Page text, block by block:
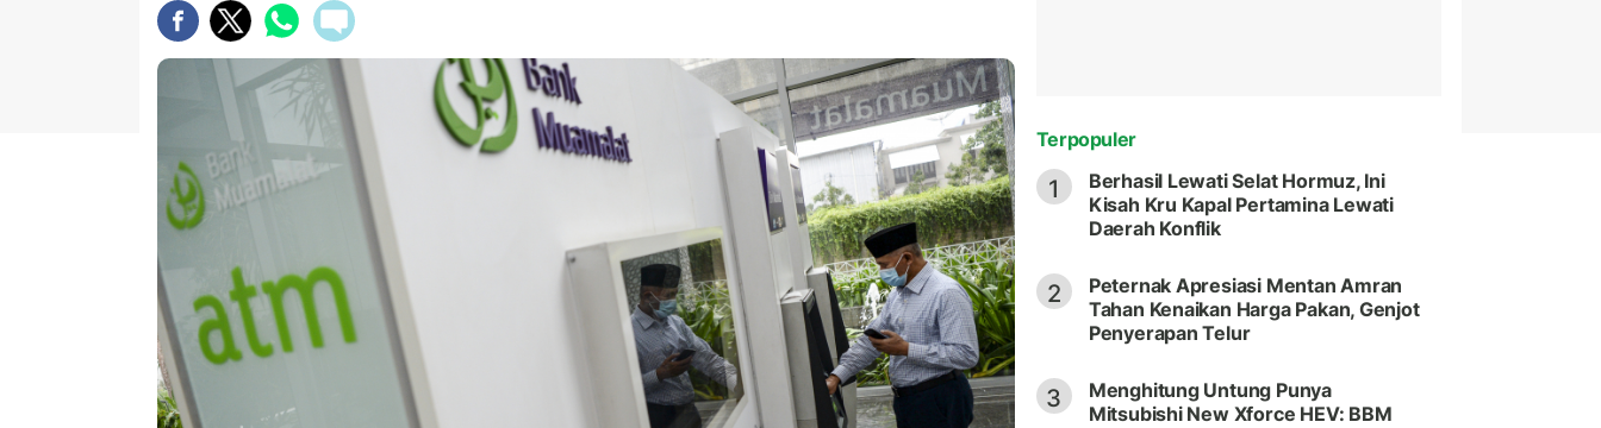
Terpopuler
1
Berhasil Lewati Selat Hormuz, Ini
Kisah Kru Kapal Pertamina Lewati
Daerah Konflik
2
Peternak Apresiasi Mentan Amran
Tahan Kenaikan Harga Pakan, Genjot
Penyerapan Telur
3
Menghitung Untung Punya
Mitsubishi New Xforce HEV: BBM